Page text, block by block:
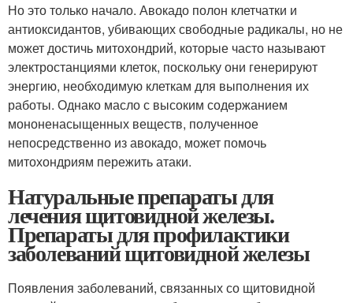
Но это только начало. Авокадо полон клетчатки и
антиоксидантов, убивающих свободные радикалы, но не
может достичь митохондрий, которые часто называют
электростанциями клеток, поскольку они генерируют
энергию, необходимую клеткам для выполнения их
работы. Однако масло с высоким содержанием
мононенасыщенных веществ, полученное
непосредственно из авокадо, может помочь
митохондриям пережить атаки.
Натуральные препараты для
лечения щитовидной железы.
Препараты для профилактики
заболеваний щитовидной железы
Появления заболеваний, связанных со щитовидной